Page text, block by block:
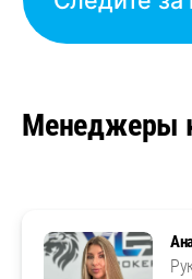
Менеджеры